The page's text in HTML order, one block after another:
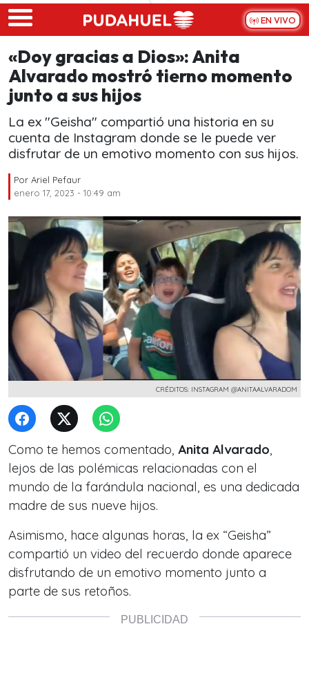
Skip to main content
EN VIVO
«Doy gracias a Dios»: Anita
Alvarado mostró tierno momento
junto a sus hijos
La ex "Geisha" compartió una historia en su
cuenta de Instagram donde se le puede ver
disfrutar de un emotivo momento con sus hijos.
Por Ariel Pefaur
enero 17, 2023 - 10:49 am
CRÉDITOS: INSTAGRAM @ANITAALVARADOM
Como te hemos comentado, Anita Alvarado,
lejos de las polémicas relacionadas con el
mundo de la farándula nacional, es una dedicada
madre de sus nueve hijos.
Asimismo, hace algunas horas, la ex “Geisha”
compartió un video del recuerdo donde aparece
disfrutando de un emotivo momento junto a
parte de sus retoños.